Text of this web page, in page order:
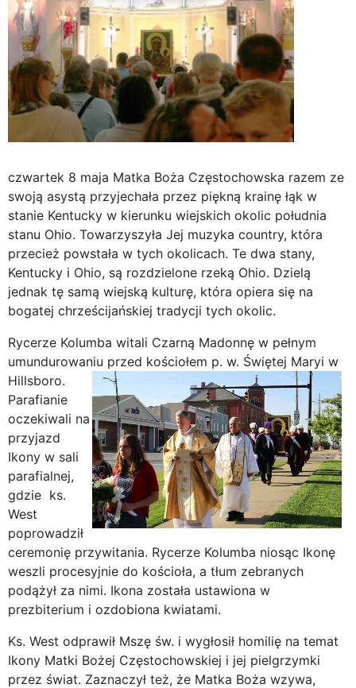
czwartek 8 maja Matka Boża Częstochowska razem ze
swoją asystą przyjechała przez piękną krainę łąk w
stanie Kentucky w kierunku wiejskich okolic południa
stanu Ohio. Towarzyszyła Jej muzyka country, która
przecież powstała w tych okolicach. Te dwa stany,
Kentucky i Ohio, są rozdzielone rzeką Ohio. Dzielą
jednak tę samą wiejską kulturę, która opiera się na
bogatej chrześcijańskiej tradycji tych okolic.
Rycerze Kolumba witali Czarną Madonnę w pełnym
umundurowaniu przed kościołem p. w. Świętej Maryi w
Hillsboro.
Parafianie
oczekiwali na
przyjazd
Ikony w sali
parafialnej,
gdzie ks.
West
poprowadził
ceremonię przywitania. Rycerze Kolumba niosąc Ikonę
weszli procesyjnie do kościoła, a tłum zebranych
podążył za nimi. Ikona została ustawiona w
prezbiterium i ozdobiona kwiatami.
Ks. West odprawił Mszę św. i wygłosił homilię na temat
Ikony Matki Bożej Częstochowskiej i jej pielgrzymki
przez świat. Zaznaczył też, że Matka Boża wzywa,